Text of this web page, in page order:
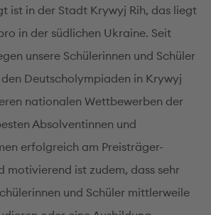
ist in der Stadt Krywyj Rih, das liegt
in der südlichen Ukraine. Seit
unsere Schülerinnen und Schüler
Deutscholympiaden in Krywyj
nationalen Wettbewerben der
Absolventinnen und
erfolgreich am Preisträger-
motivierend ist zudem, dass sehr
und Schüler mittlerweile